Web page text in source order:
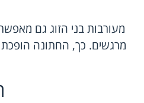
מעורבות בני הזוג גם
מרגשים. כך, החתונה